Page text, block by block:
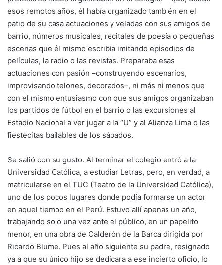
esos remotos años, él había organizado también en el
patio de su casa actuaciones y veladas con sus amigos de
barrio, números musicales, recitales de poesía o pequeñas
escenas que él mismo escribía imitando episodios de
películas, la radio o las revistas. Preparaba esas
actuaciones con pasión –construyendo escenarios,
improvisando telones, decorados–, ni más ni menos que
con el mismo entusiasmo con que sus amigos organizaban
los partidos de fútbol en el barrio o las excursiones al
Estadio Nacional a ver jugar a la “U” y al Alianza Lima o las
fiestecitas bailables de los sábados.
Se salió con su gusto. Al terminar el colegio entró a la
Universidad Católica, a estudiar Letras, pero, en verdad, a
matricularse en el TUC (Teatro de la Universidad Católica),
uno de los pocos lugares donde podía formarse un actor
en aquel tiempo en el Perú. Estuvo allí apenas un año,
trabajando solo una vez ante el público, en un papelito
menor, en una obra de Calderón de la Barca dirigida por
Ricardo Blume. Pues al año siguiente su padre, resignado
ya a que su único hijo se dedicara a ese incierto oficio, lo